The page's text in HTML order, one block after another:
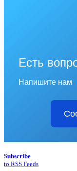
Есть
Напишите нам
Subscribe
to RSS Feeds